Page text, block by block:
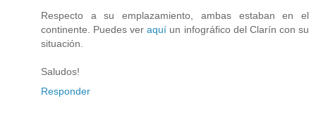
Respecto a su emplazamiento, ambas estaban en el
continente. Puedes veraquí un infográfico del Clarín con su
situación.
Saludos!
Responder